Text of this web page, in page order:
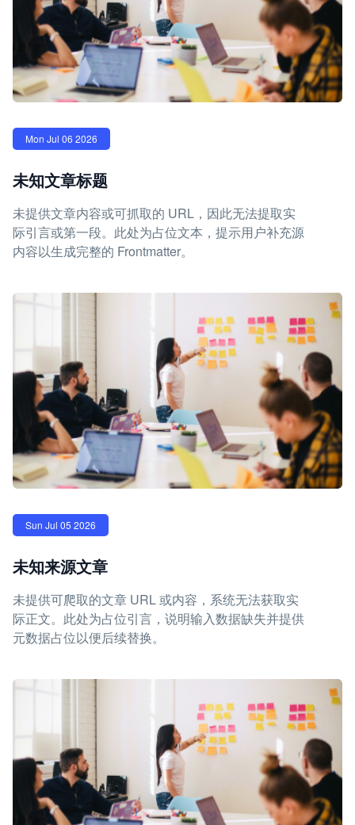
Mon Jul 06 2026
未知文章标题
未提供文章内容或可抓取的 URL，因此无法提取实
际引言或第一段。此处为占位文本，提示用户补充源
内容以生成完整的 Frontmatter。
Sun Jul 05 2026
未知来源文章
未提供可爬取的文章 URL 或内容，系统无法获取实
际正文。此处为占位引言，说明输入数据缺失并提供
元数据占位以便后续替换。